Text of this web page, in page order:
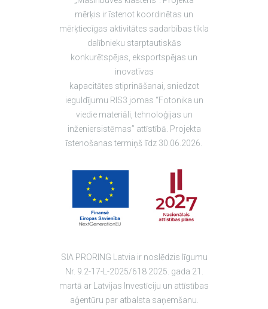
mērķis ir īstenot koordinētas un
mērķtiecīgas aktivitātes sadarbības tīkla
dalībnieku starptautiskās
konkurētspējas, eksportspējas un
inovatīvas
kapacitātes stiprināšanai, sniedzot
ieguldījumu RIS3 jomas “Fotonika un
viedie materiāli, tehnoloģijas un
inženiersistēmas” attīstībā. Projekta
īstenošanas termiņš līdz 30.06.2026.
SIA PRORING Latvia ir noslēdzis līgumu
Nr. 9.2-17-L-2025/618 2025. gada 21.
martā ar Latvijas Investīciju un attīstības
aģentūru par atbalsta saņemšanu.